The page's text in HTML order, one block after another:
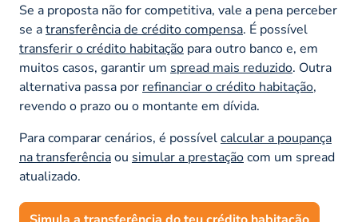
Se a proposta não for competitiva, vale a pena perceber
se atransferência de crédito compensa. É possível
transferir o crédito habitação para outro banco e, em
muitos casos, garantir um spread mais reduzido. Outra
alternativa passa por refinanciar o crédito habitação,
revendo o prazo ou o montante em dívida.
Para comparar cenários, é possívelcalcular a poupança
na transferênciaou simular a prestaçãocom um spread
atualizado.